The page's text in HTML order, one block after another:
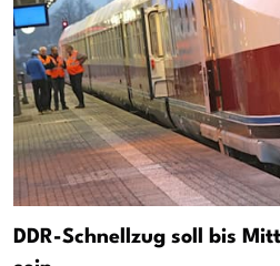
DDR-Schnellzug soll bis